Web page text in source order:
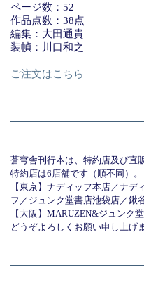
ページ数：52
作品点数：38点
編集：大田通貴
装幀：川口和之
ご注文はこちら
蒼穹舎刊行本は、特約店及び直
特約店は6店舗です（順不同）。
【東京】ナディッフ本店／ナ
フ／ジュンク堂書店池袋店／鍬
【大阪】MARUZEN&ジュンク
どうぞよろしくお願い申し上げ